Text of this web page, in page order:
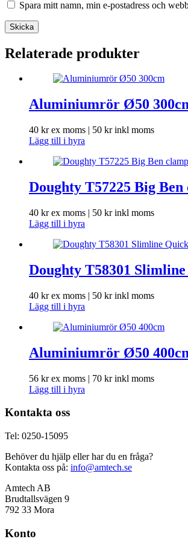
Spara mitt namn, min e-postadress och
Skicka
Relaterade produkter
Aluminiumrör Ø50
40 krex moms | 50 krinkl moms
Lägg till i hyra
Doughty T57225 Big Ben
40 krex moms | 50 krinkl moms
Lägg till i hyra
Doughty T58301
40 krex moms | 50 krinkl moms
Lägg till i hyra
Aluminiumrör Ø50
56 krex moms | 70 krinkl moms
Lägg till i hyra
Kontakta oss
Tel: 0250-15095
Behöver du hjälp eller har du en fråga?
Kontakta oss på: info@amtech.se
Amtech AB
Brudtallsvägen 9
792 33 Mora
Konto